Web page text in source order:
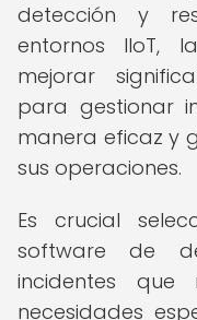
detección y
entornos IIoT,
mejorar
para gestionar
manera eficaz y
sus operaciones.
Es crucial
software de
incidentes
necesidades